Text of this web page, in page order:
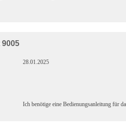
28.01.2025
Ich benötige eine Bedienungsanleitung für